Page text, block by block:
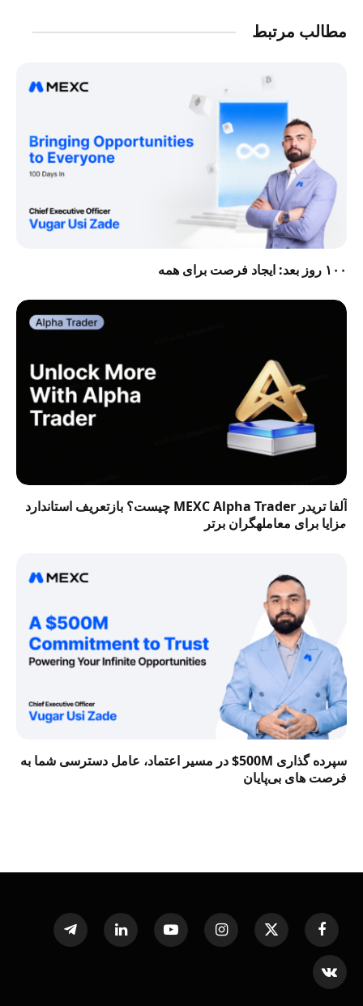
مطالب مرتبط
۱۰۰ روز بعد: ایجاد فرصت برای همه
آلفا تریدر MEXC Alpha Trader چیست؟ بازتعریف استاندارد
مزایا برای معاملهگران برتر
سپرده گذاری 500M$ در مسیر اعتماد، عامل دسترسی شما به
فرصت‌ های بی‌پایان
Facebook
X
(Twitter)
Instagram
YouTube
LinkedIn
Telegram
VKontakte